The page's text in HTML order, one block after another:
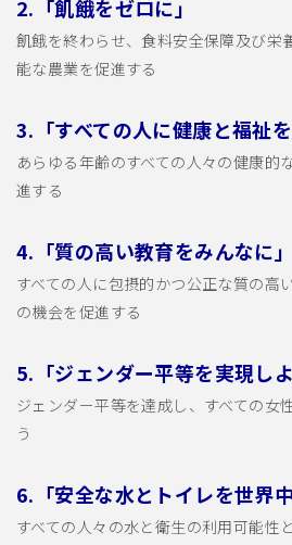
2.「飢餓をゼロに」
飢餓を終わらせ、食料安全保障及び栄
能な農業を促進する
3.「すべての人に健康と福祉を
あらゆる年齢のすべての人々の健康的
進する
4.「質の高い教育をみんなに」
すべての人に包摂的かつ公正な質の高
の機会を促進する
5.「ジェンダー平等を実現しよ
ジェンダー平等を達成し、すべての女
う
6.「安全な水とトイレを世界中
すべての人々の水と衛生の利用可能性